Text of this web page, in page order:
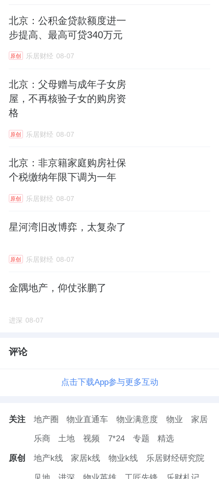
北京：公积金贷款额度进一
步提高、最高可贷340万元
原创 乐居财经 08-07
北京：父母赠与成年子女房
屋，不再核验子女的购房资
格
原创 乐居财经 08-07
北京：非京籍家庭购房社保
个税缴纳年限下调为一年
原创 乐居财经 08-07
星河湾旧改博弈，太复杂了
原创 乐居财经 08-07
金隅地产，仰仗张鹏了
进深 08-07
评论
点击下载App参与更多互动
关注 地产圈 物业直通车 物业满意度 物业 家居
乐商 土地 视频 7*24 专题 精选
原创 地产k线 家居k线 物业k线 乐居财经研究院